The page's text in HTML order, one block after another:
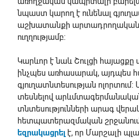
նպաստ կարող է ունենալ
աշխատանքի
ուղղությամբ:
Կարևոր է նաև Շուլցի հայացքը
ինչպես առհասարակ, այդպես
գյուղատնտեսության
տեսնելով
տնտեսությունների արագ
հետպատերազմական շրջանում՝
եզրակացրել է, որ Մարշալի